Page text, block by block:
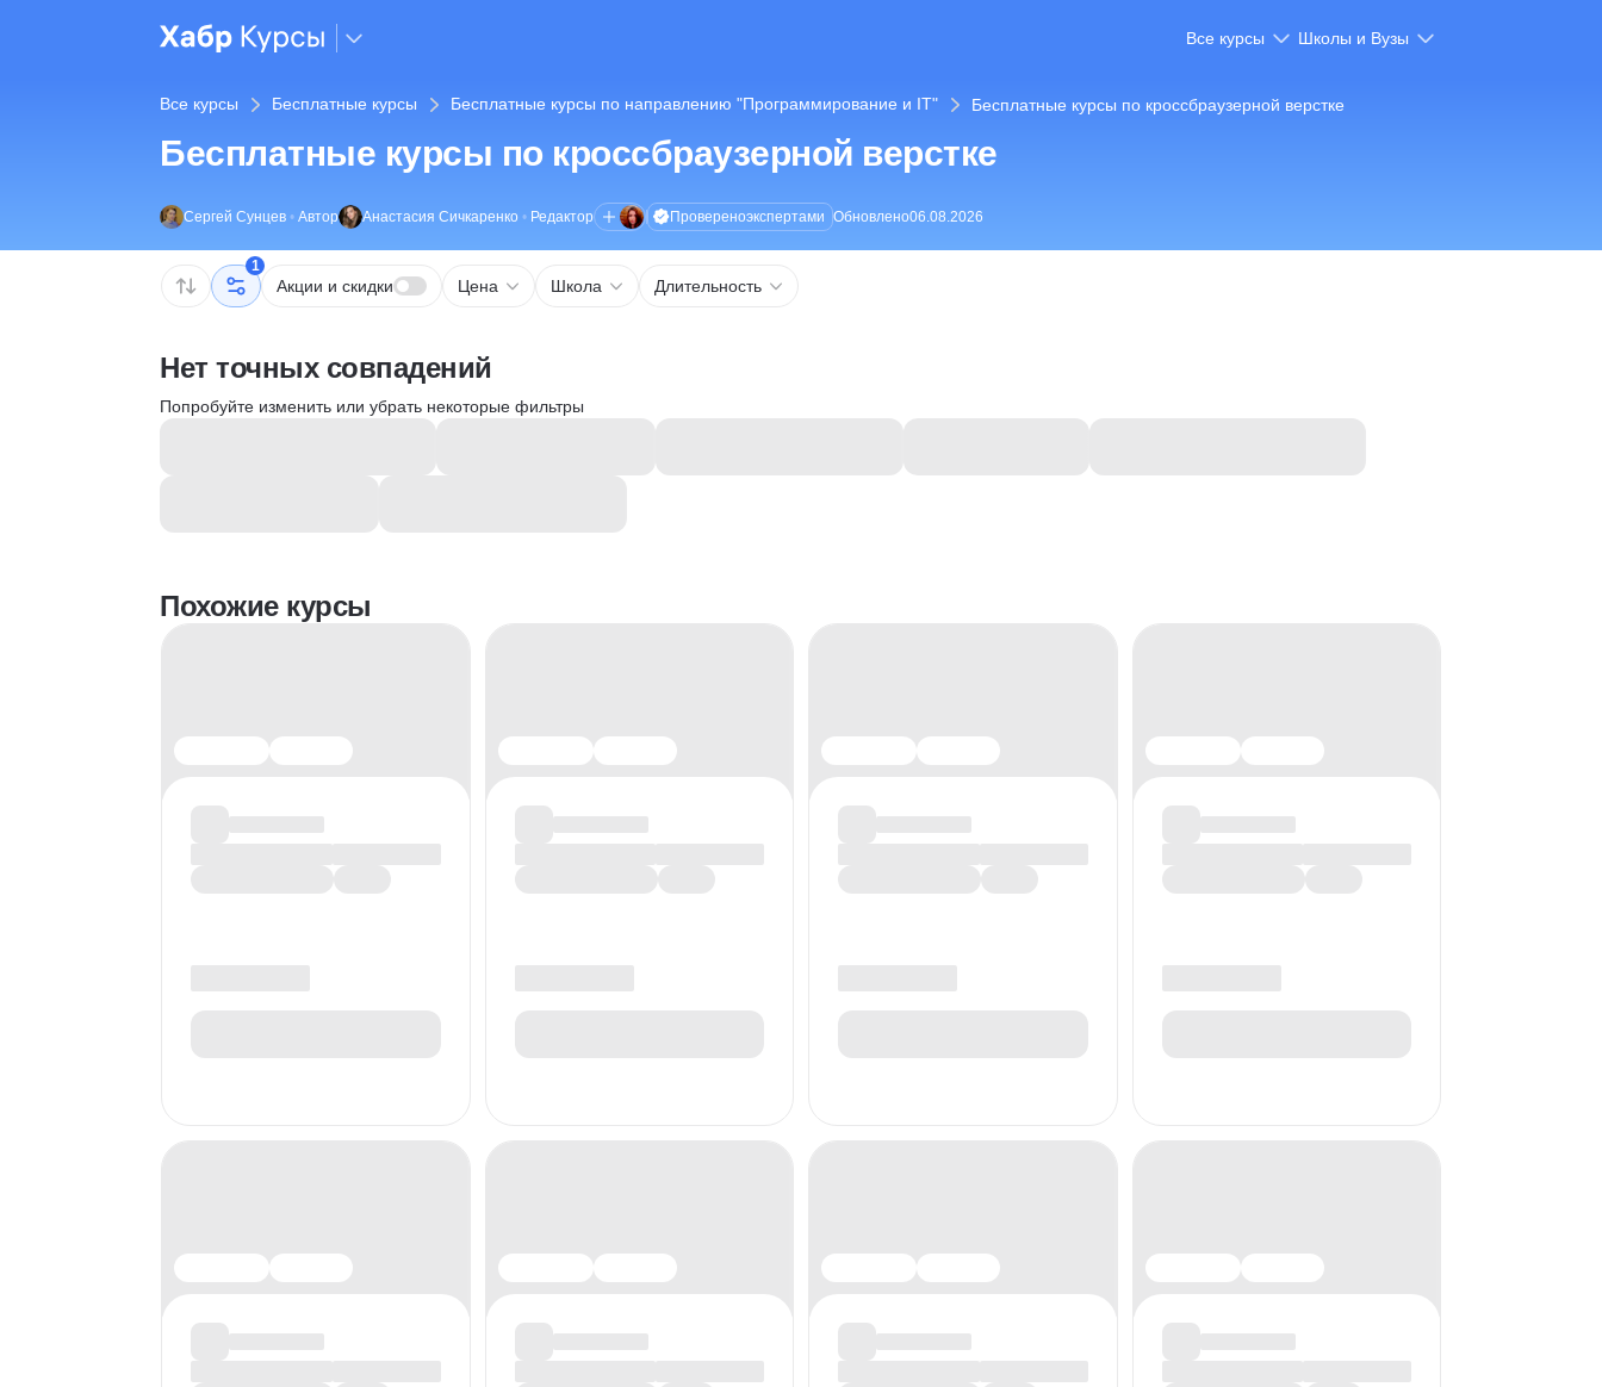
Все курсы Школы и Вузы
Все курсы Бесплатные курсы Бесплатные курсы по направлению "Программирование и IT" Бесплатные курсы по кроссбраузерной верстке
Бесплатные курсы по кроссбраузерной верстке
Сергей Сунцев • Автор Анастасия Сичкаренко • Редактор Провереноэкспертами Обновлено06.08.2026
1
Акции и скидки Цена Школа Длительность
Нет точных совпадений
Попробуйте изменить или убрать некоторые фильтры
Похожие курсы